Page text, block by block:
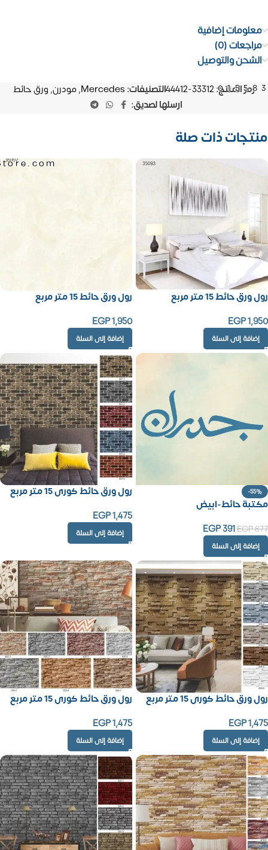
معلومات إضافية
مراجعات (0)
الشحن والتوصيل
رمز المنتج:33312-44412 التصنيفات: Mercedes
,مودرن, ورق حائط
ارسلها لصديق:
منتجات ذات صلة
رول ورق حائط 15 متر مربع
EGP1,950
إضافة إلى السلة
رول ورق حائط 15 متر مربع
EGP1,950
إضافة إلى السلة
-55%
مكتبة حائط-ابيض
EGP877
EGP391
إضافة إلى السلة
رول ورق حائط كورى 15 متر مربع
EGP1,475
إضافة إلى السلة
رول ورق حائط كورى 15 متر مربع
EGP1,475
إضافة إلى السلة
رول ورق حائط كورى 15 متر مربع
EGP1,475
إضافة إلى السلة